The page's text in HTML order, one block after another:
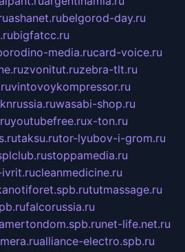
ashanet.rubelgorod-day.ru
bigfatcc.ru
media.rucard-voice.ru
zvonitut.ruzebra-tlt.ru
vintovoykompressor.ru
wasabi-shop.ru
youtubefree.rux-ton.ru
taksu.rutor-lyubov-i-grom.ru
stoppamedia.ru
cleanmedicine.ru
tutmassage.ru
falcorussia.ru
net-life.net.ru
alliance-electro.spb.ru